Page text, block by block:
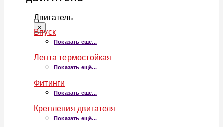
Двигатель
×
Впуск
Показать ещё...
Лента термостойкая
Показать ещё...
Фитинги
Показать ещё...
Крепления двигателя
Показать ещё...